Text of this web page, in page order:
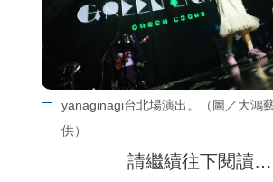
yanaginagi台北場演出。（圖／大鴻
供）
請繼續往下閱讀